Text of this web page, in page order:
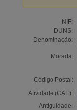
NIF:
DUNS:
Denominação:
Morada:
Código Postal:
Atividade (CAE):
Antiguidade: